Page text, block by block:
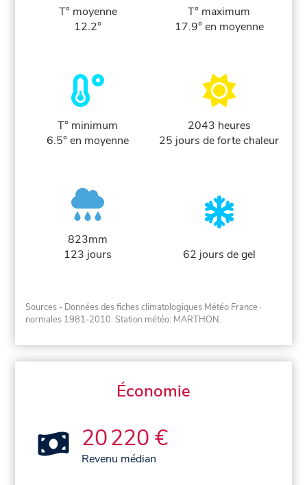
T° moyenne
12.2°
T° maximum
17.9° en moyenne
T° minimum
6.5° en moyenne
2043 heures
25 jours de forte chaleur
823mm
123 jours
62 jours de gel
Sources - Données des fiches climatologiques Météo France ·
normales 1981-2010. Station météo: MARTHON.
Économie
20 220 €
Revenu médian